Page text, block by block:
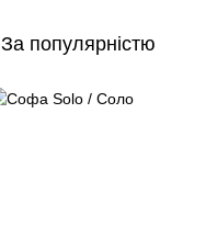
За популярністю